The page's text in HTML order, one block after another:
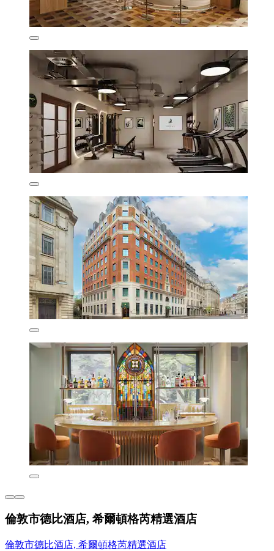
倫敦市德比酒店, 希爾頓格芮精選酒店
倫敦市德比酒店, 希爾頓格芮精選酒店